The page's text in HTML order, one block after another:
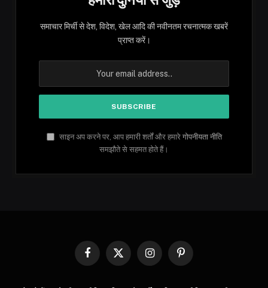
समाचार मिर्ची से देश, विदेश, खेल आदि की नवीनतम रचनात्मक खबरें
प्राप्त करें।
साइन अप करने पर, आप हमारी शर्तों और हमारे गोपनीयता नीति
समझौते से सहमत होते हैं।
Facebook
X
InstagramPinterest